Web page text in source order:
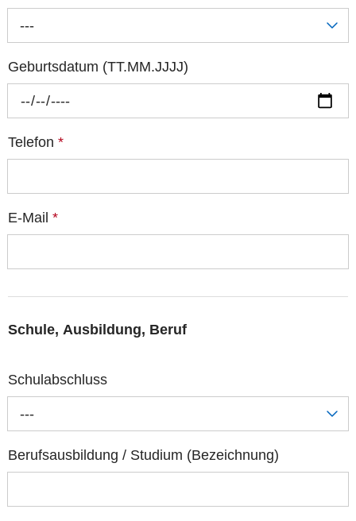
---
Geburtsdatum (TT.MM.JJJJ)
Telefon *
E-Mail *
Schule, Ausbildung, Beruf
Schulabschluss
---
Berufsausbildung / Studium (Bezeichnung)